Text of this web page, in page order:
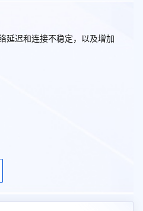
延迟和连接不稳定，以及增加